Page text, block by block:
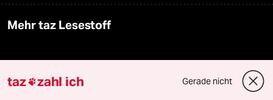
Mehr taz Lesestoff
taz zahl ich Gerade nicht